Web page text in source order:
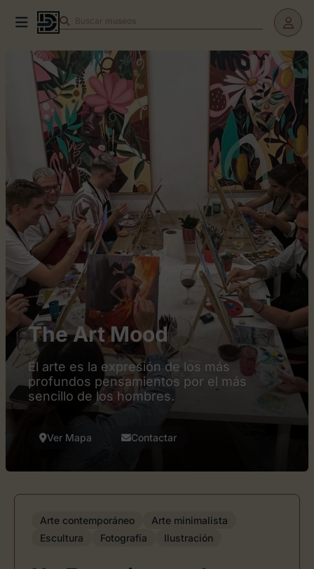
Buscar museos
The Art Mood
El arte es la expresión de los más
profundos pensamientos por el más
sencillo de los hombres.
Ver Mapa Contactar
Arte contemporáneo
Arte minimalista
Escultura
Fotografía Ilustración